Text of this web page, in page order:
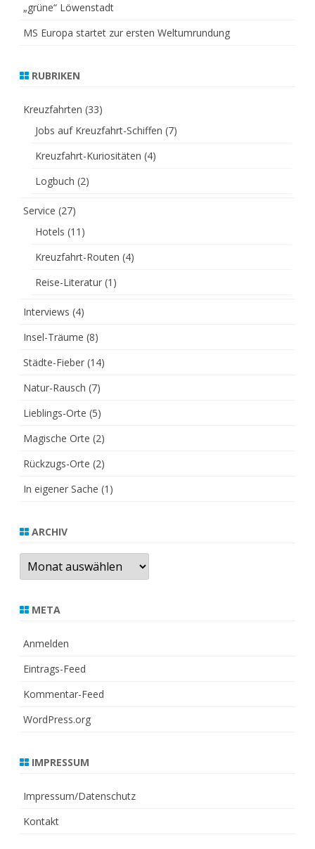
„grüne“ Löwenstadt
MS Europa startet zur ersten Weltumrundung
RUBRIKEN
Kreuzfahrten (33)
Jobs auf Kreuzfahrt-Schiffen (7)
Kreuzfahrt-Kuriositäten (4)
Logbuch (2)
Service (27)
Hotels (11)
Kreuzfahrt-Routen (4)
Reise-Literatur (1)
Interviews (4)
Insel-Träume (8)
Städte-Fieber (14)
Natur-Rausch (7)
Lieblings-Orte (5)
Magische Orte (2)
Rückzugs-Orte (2)
In eigener Sache (1)
ARCHIV
Archiv
META
Anmelden
Eintrags-Feed
Kommentar-Feed
WordPress.org
IMPRESSUM
Impressum/Datenschutz
Kontakt